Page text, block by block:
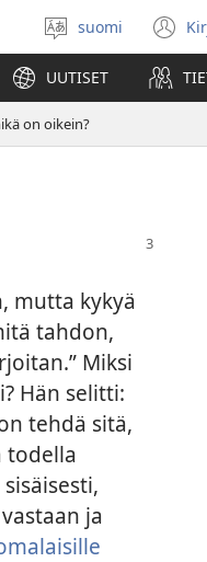
Valitse
kieli
suomi
UUTISET
on oikein?
mutta kykyä
tahdon,
Miksi
Hän selitti:
tehdä sitä,
todella
ja